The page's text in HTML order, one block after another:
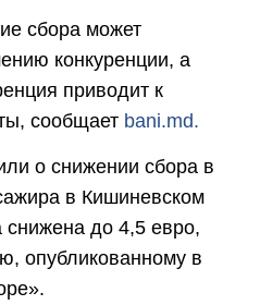
сбора может
конкуренции, а
приводит к
сообщает bani.md.
о снижении сбора в
в Кишиневском
снижена до 4,5 евро,
опубликованному в